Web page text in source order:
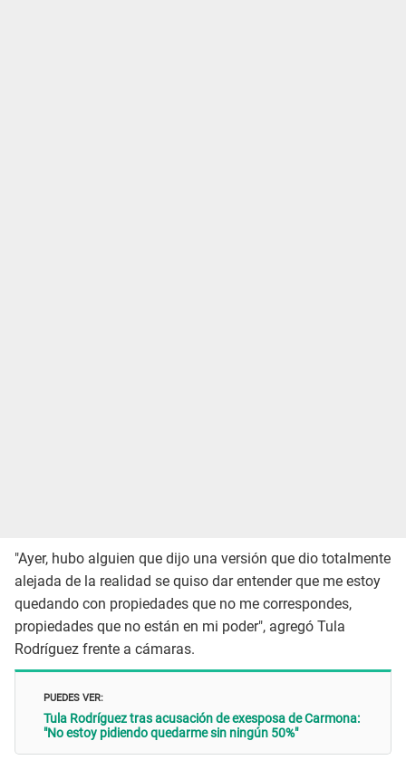
"Ayer, hubo alguien que dijo una versión que dio totalmente
alejada de la realidad se quiso dar entender que me estoy
quedando con propiedades que no me correspondes,
propiedades que no están en mi poder", agregó Tula
Rodríguez frente a cámaras.
PUEDES VER:
Tula Rodríguez tras acusación de exesposa de Carmona:
"No estoy pidiendo quedarme sin ningún 50%"